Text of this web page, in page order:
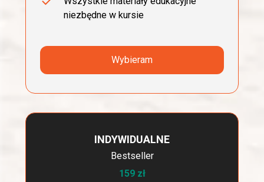
niezbędne w kursie
Wybieram
INDYWIDUALNE
Bestseller
159 zł